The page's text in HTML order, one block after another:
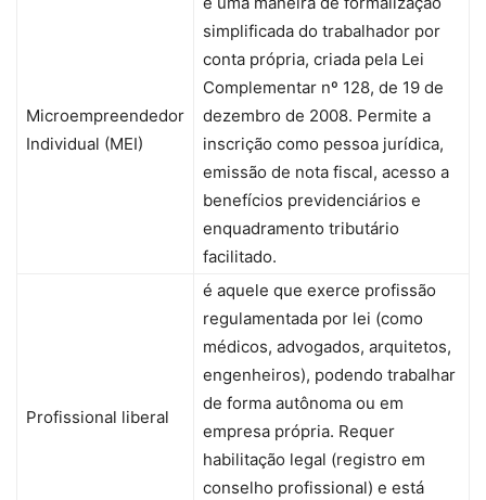
Microempreendedor
Individual (MEI)
simplificada do trabalhador por
conta própria, criada pela Lei
Complementar nº 128, de 19 de
dezembro de 2008. Permite a
inscrição como pessoa jurídica,
emissão de nota fiscal, acesso a
benefícios previdenciários e
enquadramento tributário
facilitado.
Profissional liberal
é aquele que exerce profissão
regulamentada por lei (como
médicos, advogados, arquitetos,
engenheiros), podendo trabalhar
de forma autônoma ou em
empresa própria. Requer
habilitação legal (registro em
conselho profissional) e está